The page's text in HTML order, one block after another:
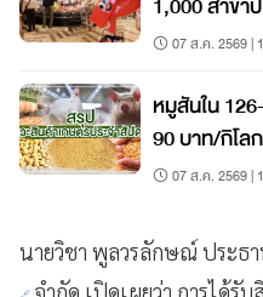
1,000 สาขา
07 ส.ค. 2569 |
หมูสันใน
90 บาท/กิโล
กิโลกรัม
07 ส.ค. 2569 |
นายวิชา พูลวรลักษณ์ ประธ